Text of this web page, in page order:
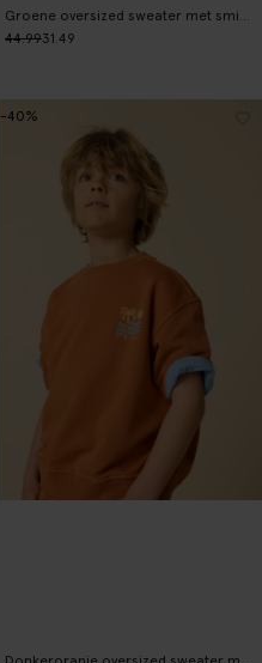
Groene oversized sweater met smiley print
44.9931.49
-40%